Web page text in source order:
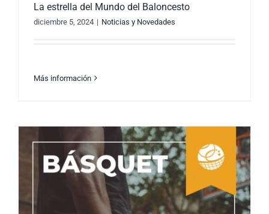
La estrella del Mundo del Baloncesto
La estrella del Mundo del Baloncesto
diciembre 5, 2024 | Noticias y Novedades
Más información